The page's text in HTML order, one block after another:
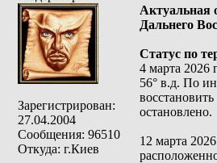
Зарегистрирован:
27.04.2004
Сообщения: 96510
Откуда: г.Киев
Дальнего
Статус по
4 марта 2026
56° в.д. По
остановлено.
12 марта